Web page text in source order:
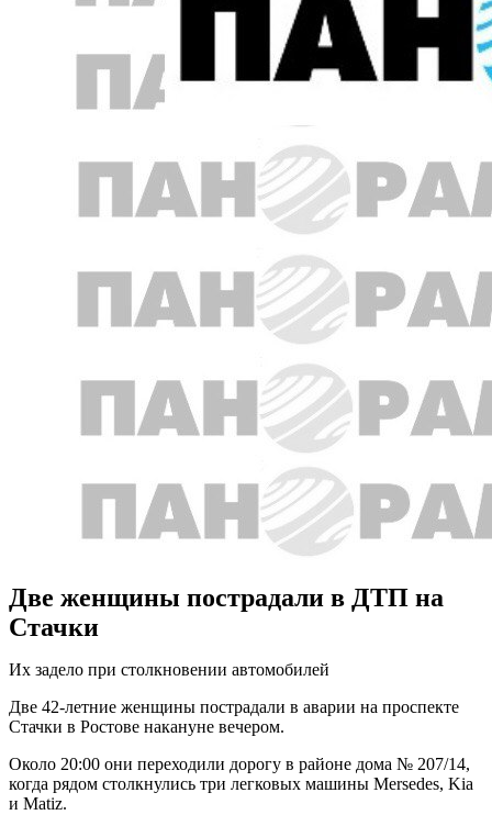
Две женщины пострадали в ДТП на
Стачки
Их задело при столкновении автомобилей
Две 42-летние женщины пострадали в аварии на проспекте
Стачки в Ростове накануне вечером.
Около 20:00 они переходили дорогу в районе дома № 207/14,
когда рядом столкнулись три легковых машины Mersedes, Kia
и Matiz.